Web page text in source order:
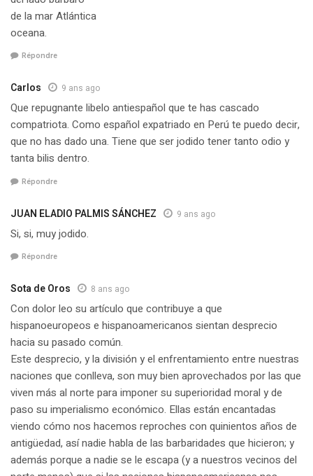
de la mar Atlántica
oceana.
Répondre
Carlos 9 ans ago
Que repugnante libelo antiespañol que te has cascado
compatriota. Como español expatriado en Perú te puedo decir,
que no has dado una. Tiene que ser jodido tener tanto odio y
tanta bilis dentro.
Répondre
JUAN ELADIO PALMIS SÁNCHEZ 9 ans ago
Si, si, muy jodido.
Répondre
Sota de Oros 8 ans ago
Con dolor leo su artículo que contribuye a que
hispanoeuropeos e hispanoamericanos sientan desprecio
hacia su pasado común.
Este desprecio, y la división y el enfrentamiento entre nuestras
naciones que conlleva, son muy bien aprovechados por las que
viven más al norte para imponer su superioridad moral y de
paso su imperialismo económico. Ellas están encantadas
viendo cómo nos hacemos reproches con quinientos años de
antigüedad, así nadie habla de las barbaridades que hicieron; y
además porque a nadie se le escapa (y a nuestros vecinos del